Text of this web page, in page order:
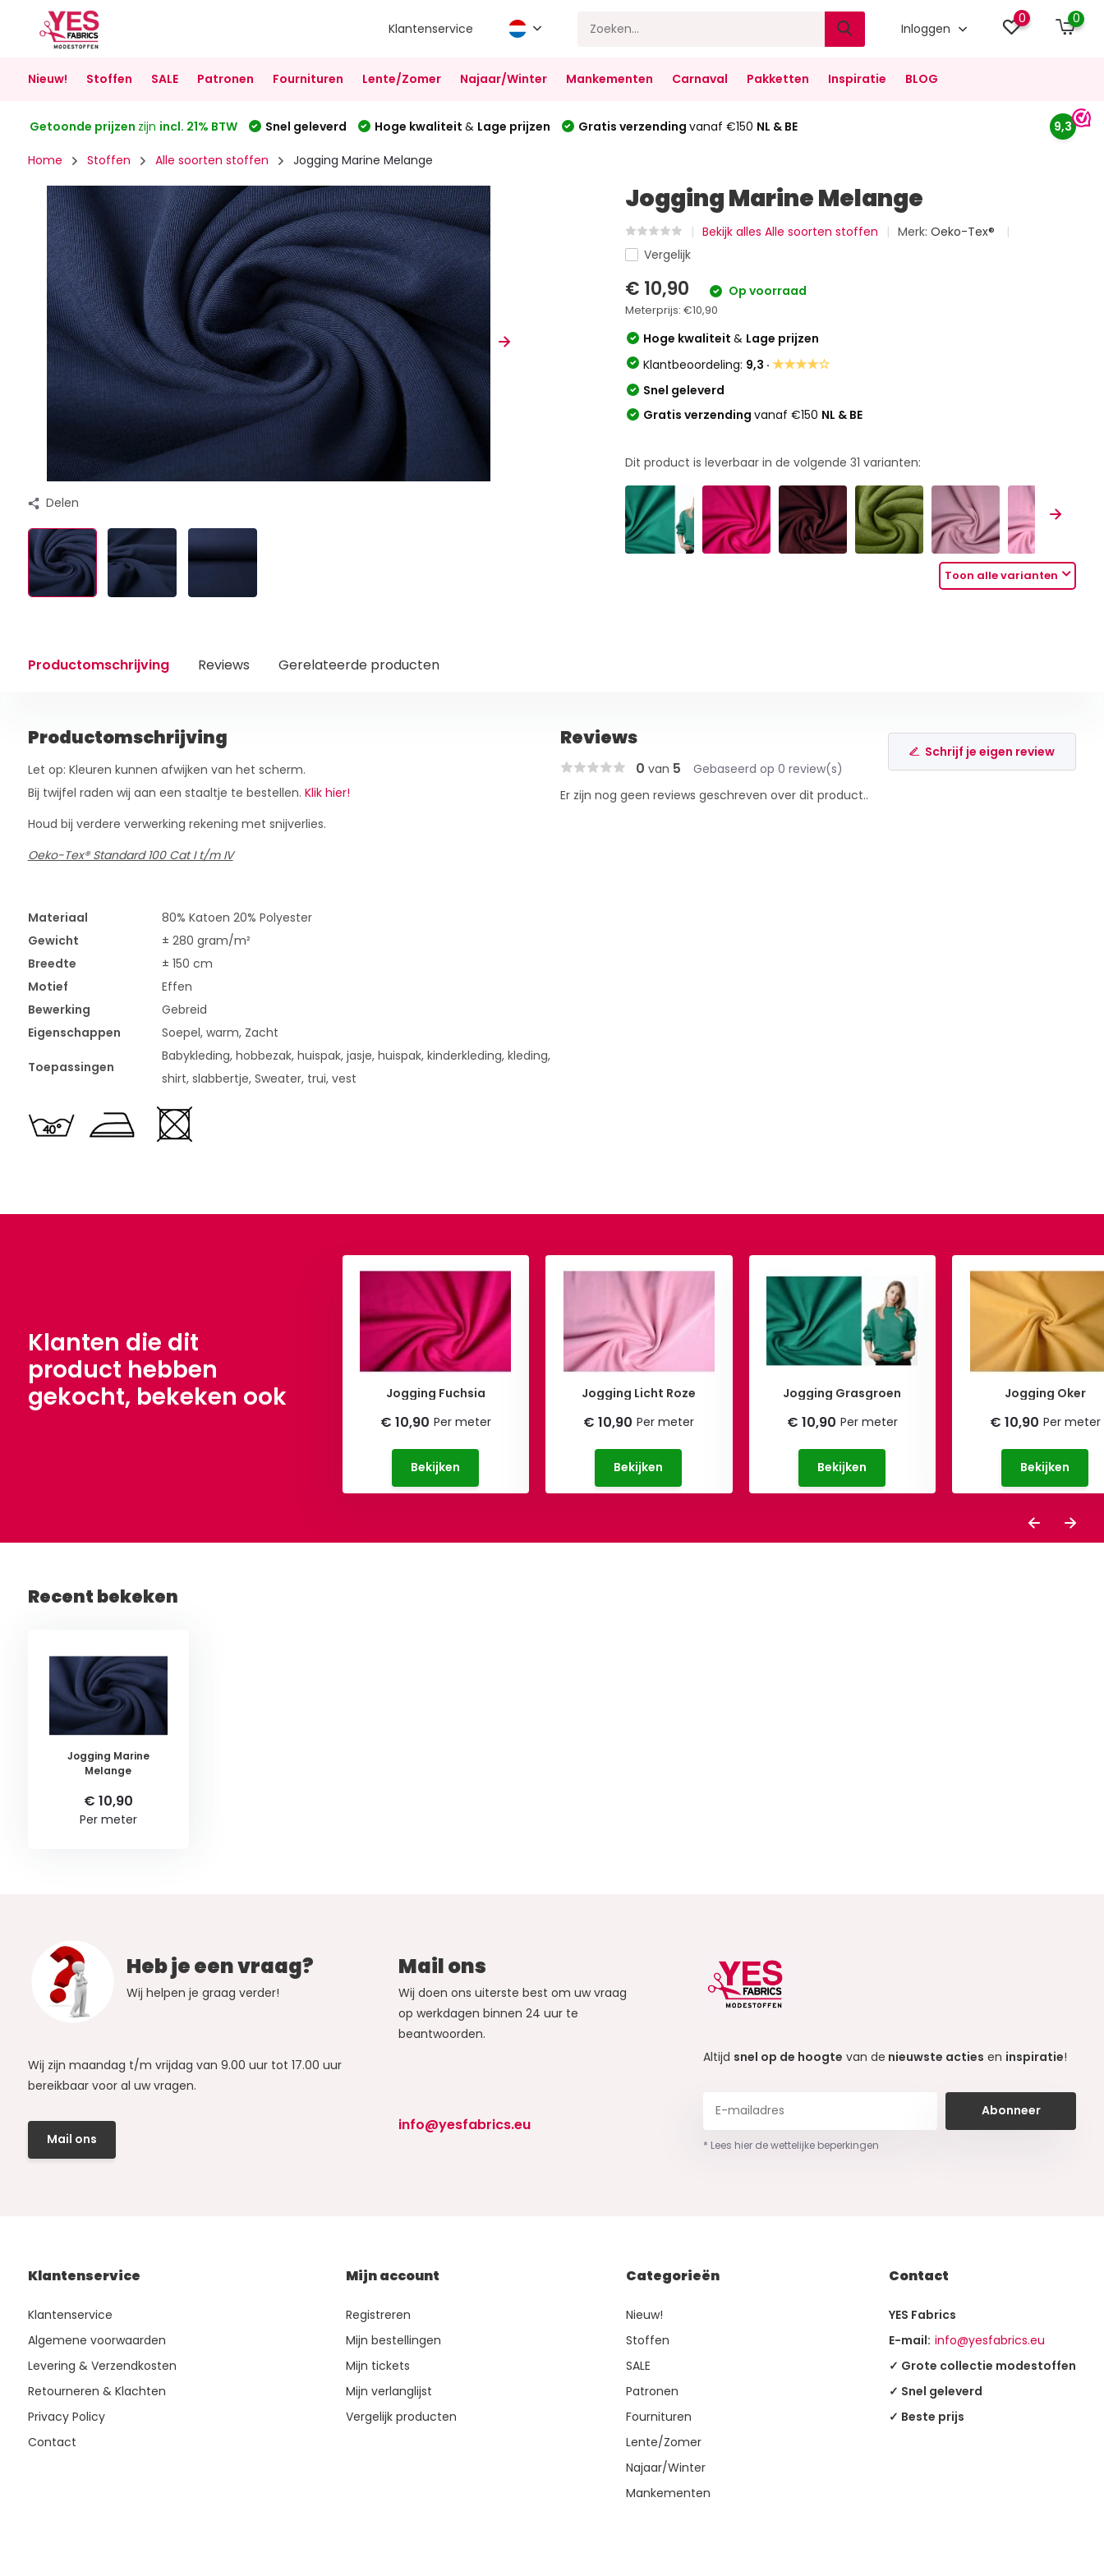
Klantenservice Inloggen
0 0
Nieuw! Stoffen SALE Patronen Fournituren Lente/Zomer Najaar/Winter Mankementen Carnaval Pakketten Inspiratie BLOG
Getoonde prijzen zijn incl. 21% BTW Snel geleverd Hoge kwaliteit & Lage prijzen Gratis verzending vanaf €150 NL & BE 9,3
Home Stoffen Alle soorten stoffen Jogging Marine Melange
Delen
Jogging Marine Melange
Bekijk alles Alle soorten stoffen Merk:Oeko-Tex®
Vergelijk
€ 10,90 Op voorraad
Meterprijs:€10,90
Hoge kwaliteit& Lage prijzen
Klantbeoordeling: 9,3 ·★★★★☆
Snel geleverd
Gratis verzendingvanaf €150 NL & BE
Dit product is leverbaar in de volgende31 varianten:
Toon alle varianten
Productomschrijving Reviews Gerelateerde producten
Productomschrijving
Let op: Kleuren kunnen afwijken van het scherm.
Bij twijfel raden wij aan een staaltje te bestellen. Klik hier!
Houd bij verdere verwerking rekening met snijverlies.
Oeko-Tex® Standard 100 Cat I t/m IV
Materiaal
80% Katoen 20% Polyester
Gewicht
± 280 gram/m²
Breedte
± 150 cm
Motief
Effen
Bewerking
Gebreid
Eigenschappen
Soepel, warm, Zacht
Toepassingen
Babykleding, hobbezak, huispak, jasje, huispak, kinderkleding, kleding,
shirt, slabbertje, Sweater, trui, vest
Reviews
0 van 5 Gebaseerd op 0 review(s)
Schrijf je eigen review
Er zijn nog geen reviews geschreven over dit product..
Klanten die dit
product hebben
gekocht, bekeken ook
€ 10,90
Jogging Fuchsia
€ 10,90 Per meter
Bekijken
Jogging Licht Roze
€ 10,90 Per meter
Bekijken
Jogging Grasgroen
€ 10,90 Per meter
Bekijken
Jogging Oker
€ 10,90 Per meter
Bekijken
Recent bekeken
Jogging Marine
Melange
€ 10,90
Per meter
Heb je een vraag?
Wij helpen je graag verder!
Wij zijn maandag t/m vrijdag van 9.00 uur tot 17.00 uur
bereikbaar voor al uw vragen.
Mail ons
Mail ons
Wij doen ons uiterste best om uw vraag
op werkdagen binnen 24 uur te
beantwoorden.
info@yesfabrics.eu
Altijd snel op de hoogte van de nieuwste acties en inspiratie!
Abonneer
* Lees hier de wettelijke beperkingen
Klantenservice
Klantenservice
Algemene voorwaarden
Levering & Verzendkosten
Retourneren & Klachten
Privacy Policy
Contact
Mijn account
Registreren
Mijn bestellingen
Mijn tickets
Mijn verlanglijst
Vergelijk producten
Categorieën
Nieuw!
Stoffen
SALE
Patronen
Fournituren
Lente/Zomer
Najaar/Winter
Mankementen
Contact
YES Fabrics
E-mail: info@yesfabrics.eu
✓ Grote collectie modestoffen
✓ Snel geleverd
✓ Beste prijs